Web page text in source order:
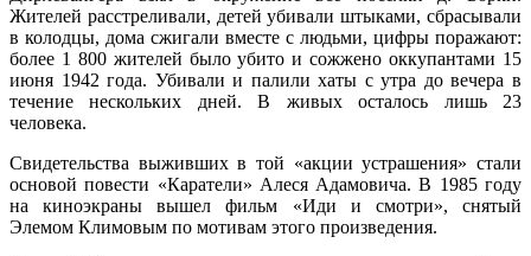
Жителей расстреливали, детей убивали штыками, сбрасывали
в колодцы, дома сжигали вместе с людьми, цифры поражают:
более 1 800 жителей было убито и сожжено оккупантами 15
июня 1942 года. Убивали и палили хаты с утра до вечера в
течение нескольких дней. В живых осталось лишь 23
человека.
Свидетельства выживших в той «акции устрашения» стали
основой повести «Каратели» Алеся Адамовича. В 1985 году
на киноэкраны вышел фильм «Иди и смотри», снятый
Элемом Климовым по мотивам этого произведения.